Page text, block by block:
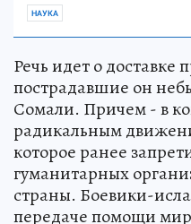
НАУКА
Речь идет о доставке
пострадавшие он
Сомали. Причем - в
радикальным
которое ранее
гуманитарных
страны. Боевики-
передаче помощи